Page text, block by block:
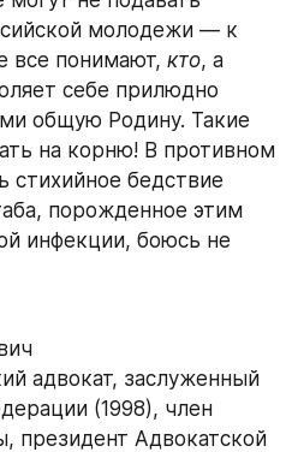
молодежи — к
все понимают, кто, а
себе прилюдно
общую Родину. Такие
на корню! В противном
стихийное бедствие
порожденное этим
инфекции, боюсь не
адвокат, заслуженный
(1998), член
президент Адвокатской